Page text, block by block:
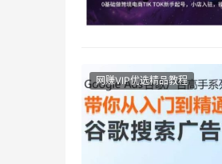
网赚VIP优选精品教程